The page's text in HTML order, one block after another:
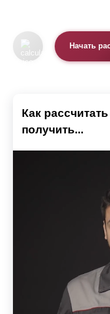
Начать
Как
получить...